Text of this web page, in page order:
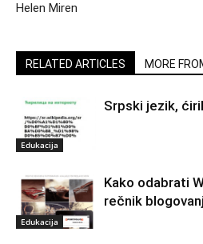
Helen Miren
RELATED ARTICLES MORE
Edukacija
Srpski jezik,
Edukacija
Kako odabrati
rečnik